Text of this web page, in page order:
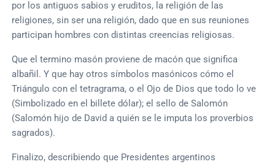
por los antiguos sabios y eruditos, la religión de las
religiones, sin ser una religión, dado que en sus reuniones
participan hombres con distintas creencias religiosas.
Que el termino masón proviene de macón que significa
albañil. Y que hay otros símbolos masónicos cómo el
Triángulo con el tetragrama, o el Ojo de Dios que todo lo ve
(Simbolizado en el billete dólar); el sello de Salomón
(Salomón hijo de David a quién se le imputa los proverbios
sagrados).
Finalizo, describiendo que Presidentes argentinos